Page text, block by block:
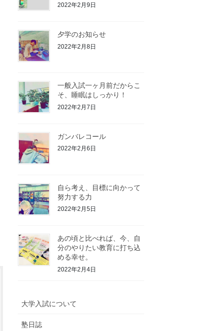
2022年2月9日
夕学のお知らせ
2022年2月8日
一般入試一ヶ月前だからこ
そ、睡眠はしっかり！
2022年2月7日
ガンバレコール
2022年2月6日
自ら考え、目標に向かって
努力する力
2022年2月5日
あの頃と比べれば、今、自
分のやりたい教育に打ち込
める幸せ。
2022年2月4日
大学入試について
塾日誌